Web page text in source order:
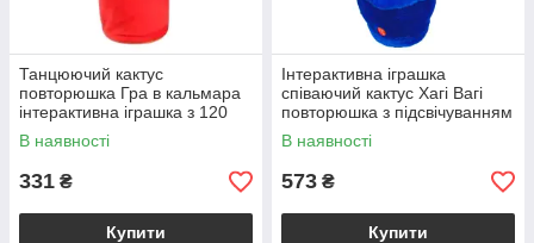
Танцюючий кактус
повторюшка Гра в кальмара
інтерактивна іграшка з 120
піснями світлодіодна
підсвітка для дітей
В наявності
331 ₴
Купити
Інтерактивна іграшка
співаючий кактус Хагі Вагі
повторюшка з підсвічуванням
35 см для розвитку мовлення
В наявності
573 ₴
Купити